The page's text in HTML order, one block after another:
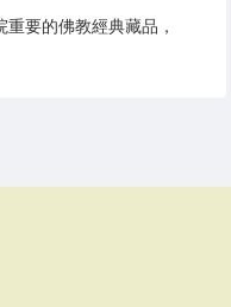
重要的佛教經典藏品，